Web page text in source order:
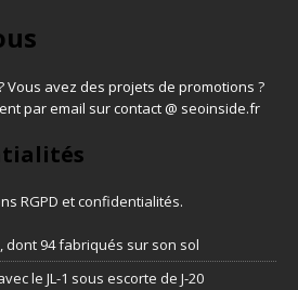
Vous avez des projets de promotions ?
par email sur contact @ seoinside.fr
RGPD et confidentialités.
dont 94 fabriqués sur son sol
le JL-1 sous escorte de J-20